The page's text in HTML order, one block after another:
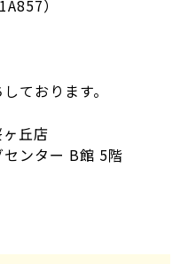
）
ております。
丘店
ンター B館 5階